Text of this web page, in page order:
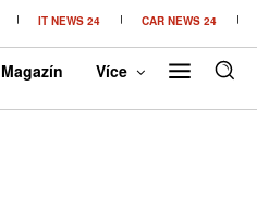
IT NEWS 24 CAR NEWS 24
Magazín Více